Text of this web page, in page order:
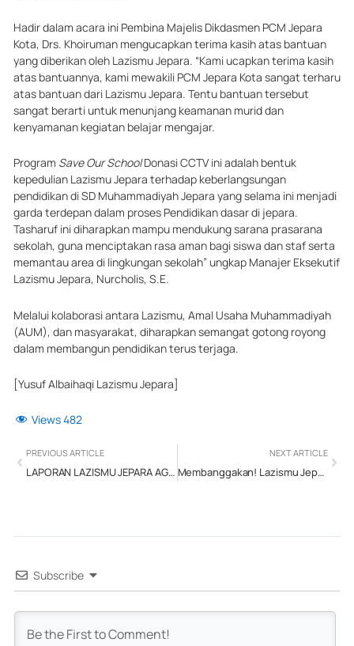
Hadir dalam acara ini Pembina Majelis Dikdasmen PCM Jepara
Kota, Drs. Khoiruman mengucapkan terima kasih atas bantuan
yang diberikan oleh Lazismu Jepara. “Kami ucapkan terima kasih
atas bantuannya, kami mewakili PCM Jepara Kota sangat terharu
atas bantuan dari Lazismu Jepara. Tentu bantuan tersebut
sangat berarti untuk menunjang keamanan murid dan
kenyamanan kegiatan belajar mengajar.
Program Save Our SchoolDonasi CCTV ini adalah bentuk
kepedulian Lazismu Jepara terhadap keberlangsungan
pendidikan di SD Muhammadiyah Jepara yang selama ini menjadi
garda terdepan dalam proses Pendidikan dasar di jepara.
Tasharuf ini diharapkan mampu mendukung sarana prasarana
sekolah, guna menciptakan rasa aman bagi siswa dan staf serta
memantau area di lingkungan sekolah” ungkap Manajer Eksekutif
Lazismu Jepara, Nurcholis, S.E.
Melalui kolaborasi antara Lazismu, Amal Usaha Muhammadiyah
(AUM), dan masyarakat, diharapkan semangat gotong royong
dalam membangun pendidikan terus terjaga.
[Yusuf Albaihaqi Lazismu Jepara]
Views482
PREVIOUS ARTICLE
LAPORAN LAZISMU JEPARA AGUSTUS 2025
NEXT ARTICLE
Membanggakan! Lazismu Jepara Raih Penghargaan “Persentase Target Capaian Rendangmu Tertinggi” se-Jawa Tengah
Subscribe